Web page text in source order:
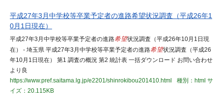
平成27年3月中学校等卒業予定者の進路希望状況調査（平成26年1
0月1日現在）
平成27年3月中学校等卒業予定者の進路希望状況調査（平成26年10月1日現
在） - 埼玉県 平成27年3月中学校等卒業予定者の進路希望状況調査（平成26
年10月1日現在） 第1 調査の概況 第2 統計表 一括ダウンロード お問い合わせ
より良
https://www.pref.saitama.lg.jp/e2201/shinrokibou201410.html
種別：html サ
イズ：20.115KB